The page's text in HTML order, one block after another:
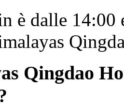
è dalle
Qingdao